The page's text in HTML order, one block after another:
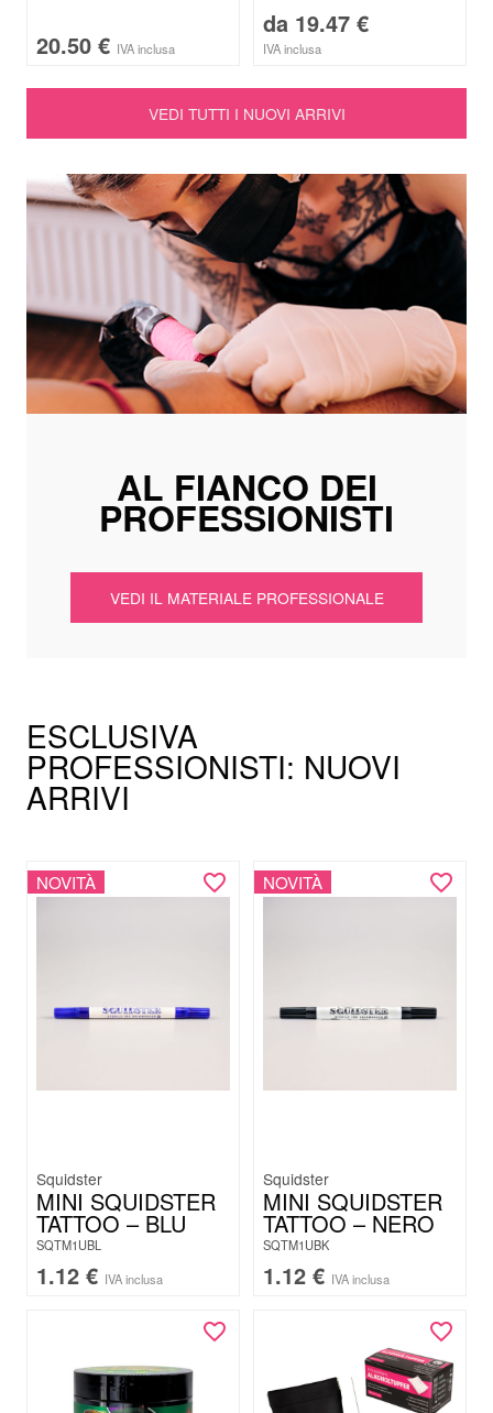
20.50 € IVA inclusa
da 19.47 €
IVA inclusa
VEDI TUTTI I NUOVI ARRIVI
AL FIANCO DEI
PROFESSIONISTI
VEDI IL MATERIALE PROFESSIONALE
ESCLUSIVA
PROFESSIONISTI: NUOVI
ARRIVI
NOVITÀ
Squidster
MINI SQUIDSTER
TATTOO – BLU
SQTM1UBL
1.12 € IVA inclusa
NOVITÀ
Squidster
MINI SQUIDSTER
TATTOO – NERO
SQTM1UBK
1.12 € IVA inclusa